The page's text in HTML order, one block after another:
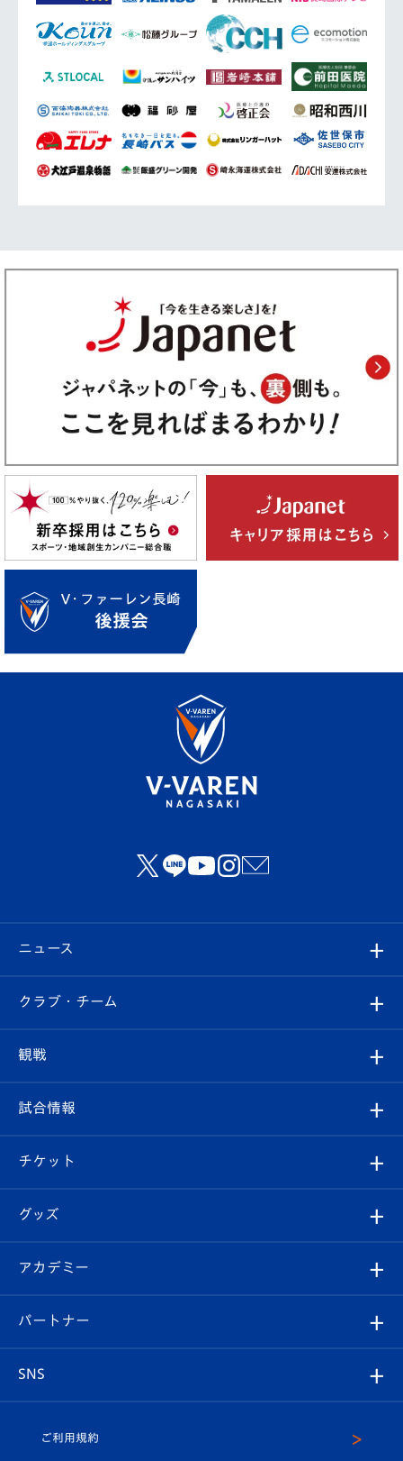
ニュース
すべて
クラブ
試合情報
チケット
イベント
メディア
ホームタウン
クラブ・チーム
クラブ概要
エンブレム紹介
スタッフプロフィール
マスコット紹介
観戦
観戦ルール
はじめての観戦ガイド
Revive Team
ヴィヴィくんの長崎おもてなしガイド
試合情報
試合日程/結果
フォトギャラリー
スタジアムグルメ
チケット
チケット
V-LOVERS（ファンクラブ）
プレイヤーズスイート
グッズ
オンラインショップ
店舗情報
アカデミー
育成からのお知らせ
U-18
パートナー
SNS
ご利用規約